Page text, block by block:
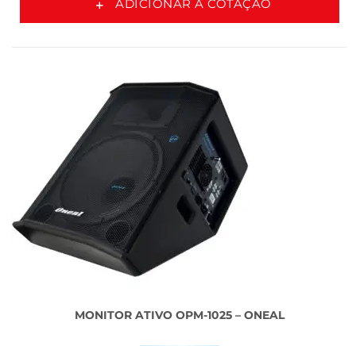
ADICIONAR A COTAÇÃO
MONITOR ATIVO OPM-1025 – ONEAL